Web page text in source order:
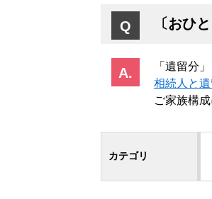
〔おひ
「遺留分
相続人と
ご家族構
カテゴリ